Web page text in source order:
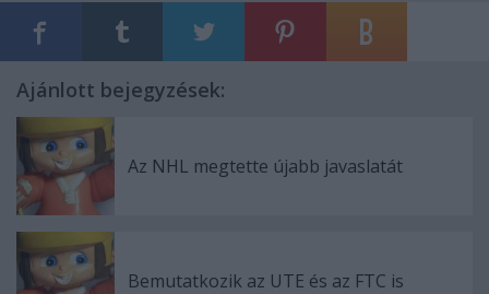
Ajánlott bejegyzések:
Az NHL megtette újabb javaslatát
Bemutatkozik az UTE és az FTC is